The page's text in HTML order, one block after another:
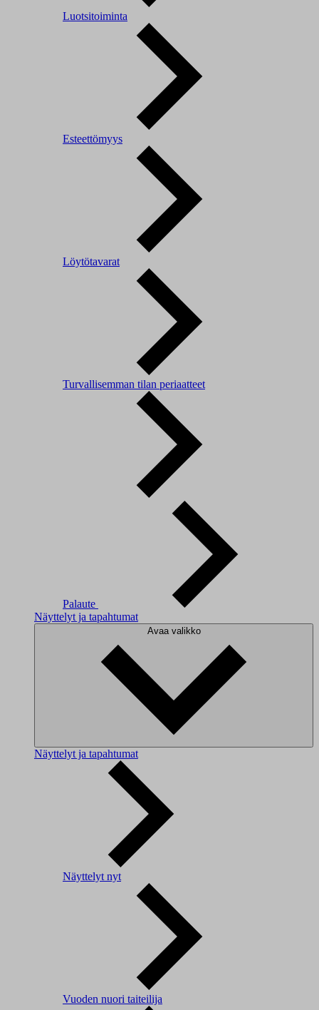
Luotsitoiminta
Esteettömyys
Löytötavarat
Turvallisemman tilan periaatteet
Palaute
Näyttelyt ja tapahtumat
Avaa valikko
Näyttelyt ja tapahtumat
Näyttelyt nyt
Vuoden nuori taiteilija